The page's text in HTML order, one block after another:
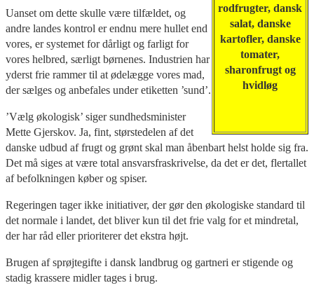
rodfrugter, dansk
salat, danske
kartofler, danske
tomater,
sharonfrugt og
hvidløg
Uanset om dette skulle være tilfældet, og
andre landes kontrol er endnu mere hullet end
vores, er systemet for dårligt og farligt for
vores helbred, særligt børnenes. Industrien har
yderst frie rammer til at ødelægge vores mad,
der sælges og anbefales under etiketten ’sund’.
’Vælg økologisk’ siger sundhedsminister
Mette Gjerskov. Ja, fint, størstedelen af det
danske udbud af frugt og grønt skal man åbenbart helst holde sig fra.
Det må siges at være total ansvarsfraskrivelse, da det er det, flertallet
af befolkningen køber og spiser.
Regeringen tager ikke initiativer, der gør den økologiske standard til
det normale i landet, det bliver kun til det frie valg for et mindretal,
der har råd eller prioriterer det ekstra højt.
Brugen af sprøjtegifte i dansk landbrug og gartneri er stigende og
stadig krassere midler tages i brug.